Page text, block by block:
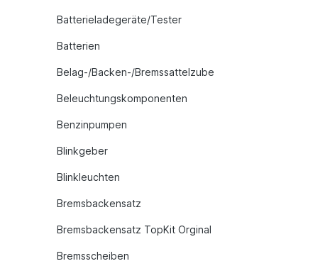
Batterieladegeräte/Tester
Batterien
Belag-/Backen-/Bremssattelzube
Beleuchtungskomponenten
Benzinpumpen
Blinkgeber
Blinkleuchten
Bremsbackensatz
Bremsbackensatz TopKit Orginal
Bremsscheiben